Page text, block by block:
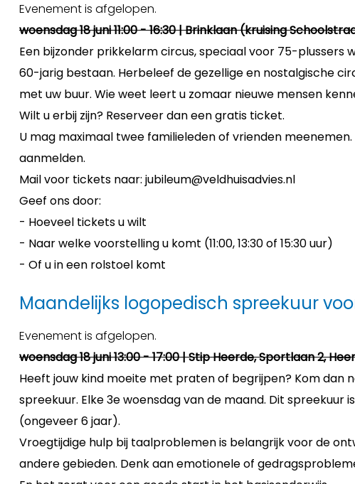
Evenement is afgelopen.
woensdag 18 juni 11:00 - 16:30 | Brinklaan (kruising
Een bijzonder prikkelarm circus, speciaal voor 75-plussers
60-jarig bestaan. Herbeleef de gezellige en nostalgische
met uw buur. Wie weet leert u zomaar nieuwe mensen
Wilt u erbij zijn? Reserveer dan een gratis ticket.
U mag maximaal twee familieleden of vrienden
aanmelden.
Mail voor tickets naar: jubileum@veldhuisadvies.nl
Geef ons door:
- Hoeveel tickets u wilt
- Naar welke voorstelling u komt (11:00, 13:30 of 15:30 uur)
- Of u in een rolstoel komt
Maandelijks logopedisch spreekuur
Evenement is afgelopen.
woensdag 18 juni 13:00 - 17:00 | Stip Heerde, Sportlaan 2,
Heeft jouw kind moeite met praten of begrijpen? Kom dan
spreekuur. Elke 3e woensdag van de maand. Dit
(ongeveer 6 jaar).
Vroegtijdige hulp bij taalproblemen is belangrijk voor de
andere gebieden. Denk aan emotionele of